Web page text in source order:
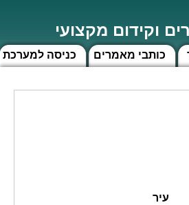
וקידום מקצועי
כניסה למערכת כותבי מאמרים
עיר